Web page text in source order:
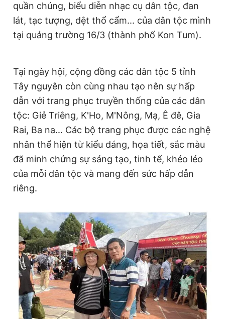
quần chúng, biểu diễn nhạc cụ dân tộc, đan
lát, tạc tượng, dệt thổ cẩm... của dân tộc mình
tại quảng trường 16/3 (thành phố Kon Tum).
Tại ngày hội, cộng đồng các dân tộc 5 tỉnh
Tây nguyên còn cùng nhau tạo nên sự hấp
dẫn với trang phục truyền thống của các dân
tộc: Giẻ Triêng, K'Ho, M'Nông, Mạ, Ê đê, Gia
Rai, Ba na... Các bộ trang phục được các nghệ
nhân thể hiện từ kiểu dáng, họa tiết, sắc màu
đã minh chứng sự sáng tạo, tinh tế, khéo léo
của mỗi dân tộc và mang đến sức hấp dẫn
riêng.